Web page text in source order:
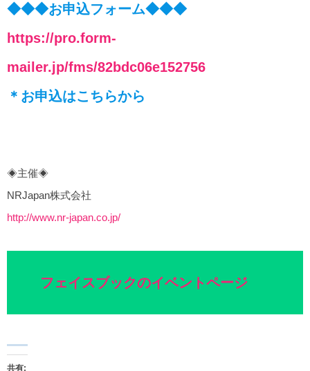
◆◆◆お申込フォーム◆◆◆
https://pro.form-
mailer.jp/fms/82bdc06e152756
＊お申込はこちらから
◈主催◈
NRJapan株式会社
http://www.nr-japan.co.jp/
フェイスブックのイベントページ
共有: